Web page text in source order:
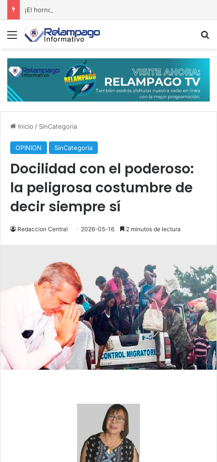
Menú
Inicio / SinCategoria
OPINION SinCategoria
Docilidad con el poderoso:
la peligrosa costumbre de
decir siempre sí
Redaccion Central 2026-05-16 2 minutos de lectura